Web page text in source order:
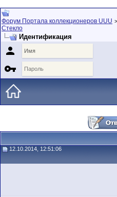
Форум Портала коллекционеров UUU >
Стекло
Идентификация


12.10.2014, 12:51:06